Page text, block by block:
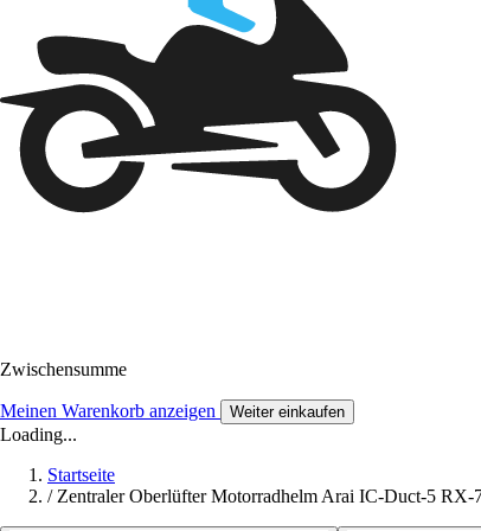
Zwischensumme
Meinen Warenkorb anzeigen Weiter einkaufen
Loading...
Startseite
/ Zentraler Oberlüfter Motorradhelm Arai IC-Duct-5